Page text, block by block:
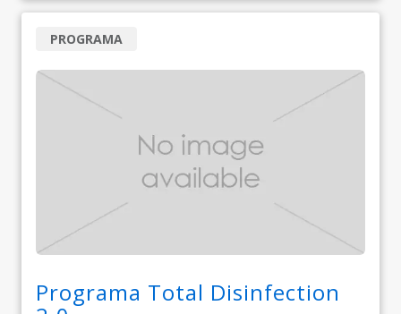
Programa Total Disinfection
PROGRAMA